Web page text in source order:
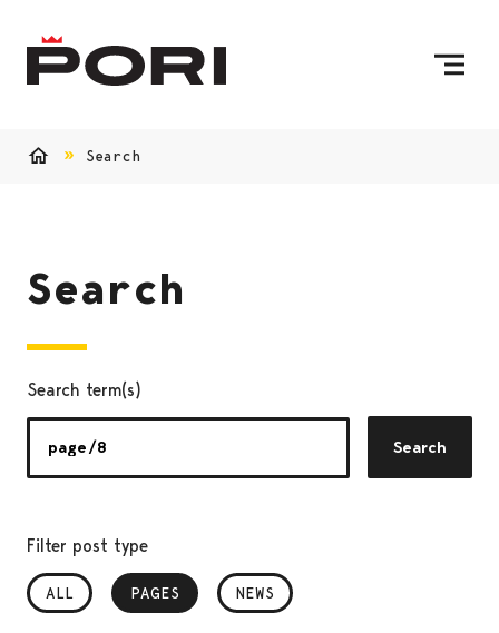
Search
Search
Search term(s)
Search
Filter post type
ALL PAGES
, SELECTED NEWS